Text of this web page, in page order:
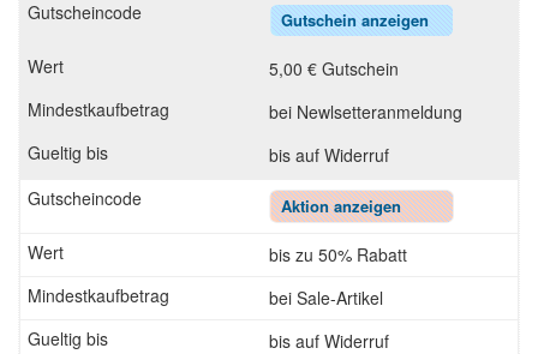
Gutschein anzeigen
5,00 € Gutschein
bei Newlsetteranmeldung
bis auf Widerruf
Aktion anzeigen
bis zu 50% Rabatt
bei Sale-Artikel
bis auf Widerruf